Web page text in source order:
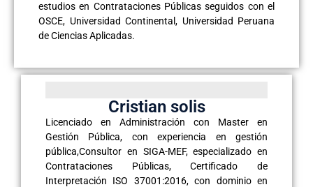
estudios en Contrataciones Públicas seguidos con el
OSCE, Universidad Continental, Universidad Peruana
de Ciencias Aplicadas.
Cristian solis
Licenciado en Administración con Master en
Gestión Pública, con experiencia en gestión
pública,Consultor en SIGA-MEF, especializado en
Contrataciones Públicas, Certificado de
Interpretación ISO 37001:2016, con dominio en